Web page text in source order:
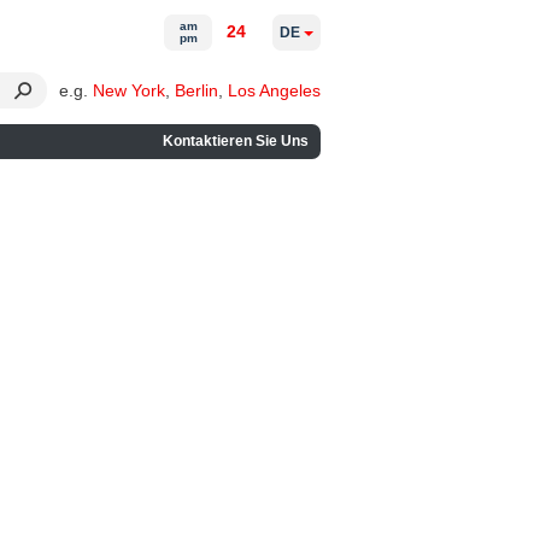
e.g. New York Berlin Los Angeles
Kontaktieren Sie Uns
am
pm
24 DE